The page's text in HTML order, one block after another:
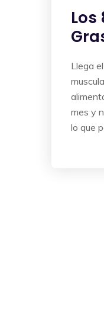
Llega
mes y
lo que